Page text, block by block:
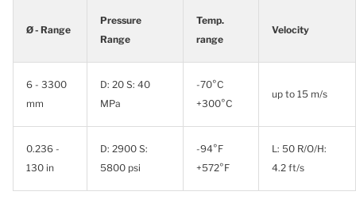
Ø - Range
Pressure
Range
Temp.
range
Velocity
6 - 3300
mm
D: 20 S: 40
MPa
-70°C
+300°C
up to 15 m/s
0.236 -
130 in
D: 2900 S:
5800 psi
-94°F
+572°F
L: 50 R/O/H:
4.2 ft/s